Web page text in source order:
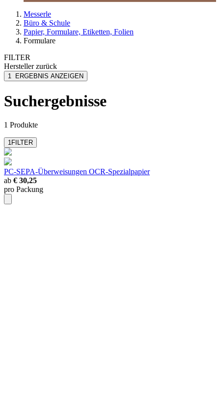
Messerle
Büro & Schule
Papier, Formulare, Etiketten, Folien
Formulare
FILTER
Herstellerzurück
Sigel
1 ERGEBNIS ANZEIGEN
Suchergebnisse
1 Produkte
1FILTER
PC-SEPA-Überweisungen OCR-Spezialpapier
ab € 30,25
pro Packung